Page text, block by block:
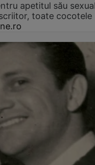
apetitul său
toate cocotele